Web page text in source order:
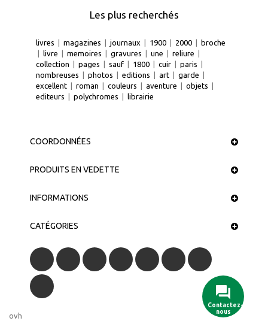
Les plus recherchés
livres magazines journaux 1900 2000
broche
livre memoires gravures une reliure
collection
pages sauf 1800 cuir paris
nombreuses
photos editions art garde
excellent
roman couleurs aventure objets
editeurs
polychromes librairie
COORDONNÉES
PRODUITS EN VEDETTE
INFORMATIONS
CATÉGORIES
ovh